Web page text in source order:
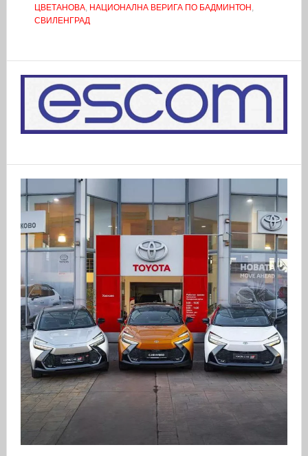
ЦВЕТАНОВА, НАЦИОНАЛНА ВЕРИГА ПО БАДМИНТОН ,
СВИЛЕНГРАД